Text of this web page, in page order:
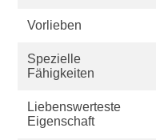
Vorlieben
Spezielle
Fähigkeiten
Liebenswerteste
Eigenschaft